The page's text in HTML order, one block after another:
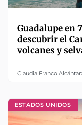
Guadalupe en
descubrir el
volcanes y
Claudia Franco
ESTADOS UNIDOS